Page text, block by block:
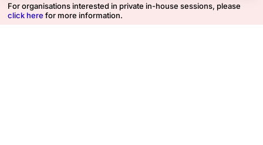
For organisations interested in private in-house sessions, please
click here for more information.